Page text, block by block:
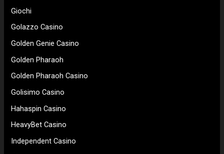
Giochi
Golazzo Casino
Golden Genie Casino
Golden Pharaoh
Golden Pharaoh Casino
Golisimo Casino
Hahaspin Casino
HeavyBet Casino
Independent Casino